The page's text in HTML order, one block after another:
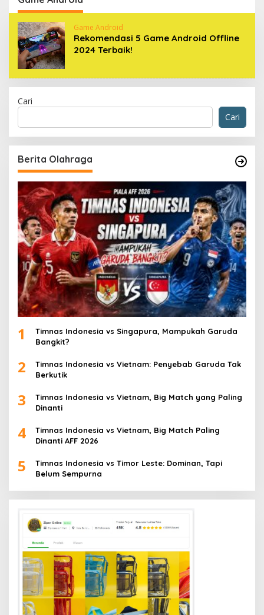
Game Android
Rekomendasi 5 Game Android Offline
2024 Terbaik!
Cari
Cari
Berita Olahraga
1
Timnas Indonesia vs Singapura, Mampukah Garuda
Bangkit?
2
Timnas Indonesia vs Vietnam: Penyebab Garuda Tak
Berkutik
3
Timnas Indonesia vs Vietnam, Big Match yang Paling
Dinanti
4
Timnas Indonesia vs Vietnam, Big Match Paling
Dinanti AFF 2026
5
Timnas Indonesia vs Timor Leste: Dominan, Tapi
Belum Sempurna